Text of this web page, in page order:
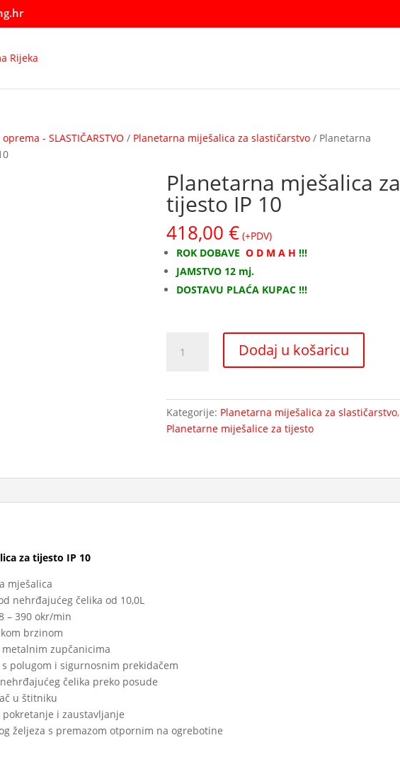
- SLASTIČARSTVO / Planetarna miješalica za slastičarstvo / Planetarna
Planetarna mješalica za
tijesto IP 10
418,00€ (+PDV)
ROK DOBAVEO D M A H !!!
JAMSTVO 12 mj.
DOSTAVU PLAĆA KUPAC !!!
mješalica
Dodaj u košaricu
Kategorije: Planetarna miješalica za slastičarstvo,
Planetarne miješalice za tijesto
za tijesto IP 10
mješalica
nehrđajućeg čelika od 10,0L
– 390 okr/min
brzinom
zupčanicima
polugom i sigurnosnim prekidačem
čelika preko posude
u štitniku
i zaustavljanje
željeza s premazom otpornim na ogrebotine